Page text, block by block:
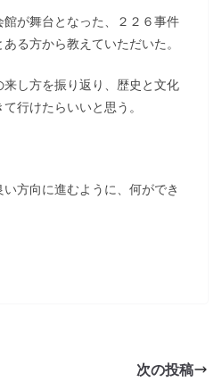
が舞台となった、２２６事件
る方から教えていただいた。
し方を振り返り、歴史と文化
行けたらいいと思う。
方向に進むように、何ができ
次の投稿